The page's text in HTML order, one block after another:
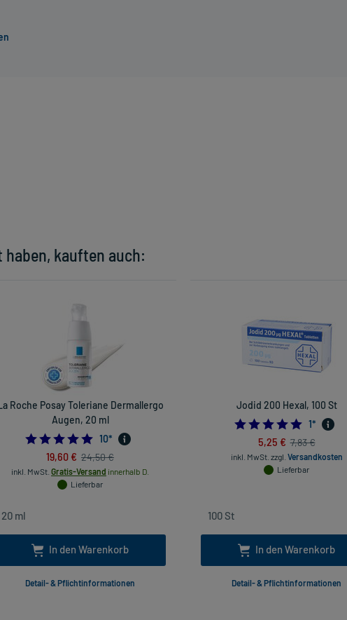
kauften auch:
Roche Posay Toleriane Dermallergo
Augen, 20 ml
4.8
10*
19,60 € 24,50 €
inkl. MwSt. Gratis-Versand innerhalb D.
Lieferbar
In den Warenkorb
Detail- & Pflichtinformationen
Jodid 200 Hexal, 100 St
5.0
1*
5,25 € 7,83 €
inkl. MwSt. zzgl. Versandkosten
Lieferbar
In den Warenkorb
Detail- & Pflichtinformationen